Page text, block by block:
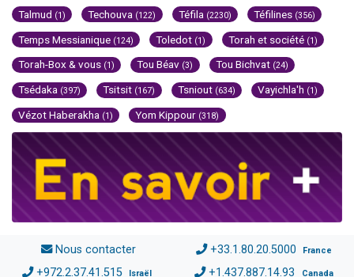
Talmud (1) Techouva (122) Téfila (2230) Téfilines (356)
Temps Messianique (124) Toledot (1) Torah et société (1)
Torah-Box & vous (1) Tou Béav (3) Tou Bichvat (24)
Tsédaka (397) Tsitsit (167) Tsniout (634) Vayichla'h (1)
Vézot Haberakha (1) Yom Kippour (318)
Nous contacter +33.1.80.20.5000 France
+972.2.37.41.515 Israël +1.437.887.14.93 Canada